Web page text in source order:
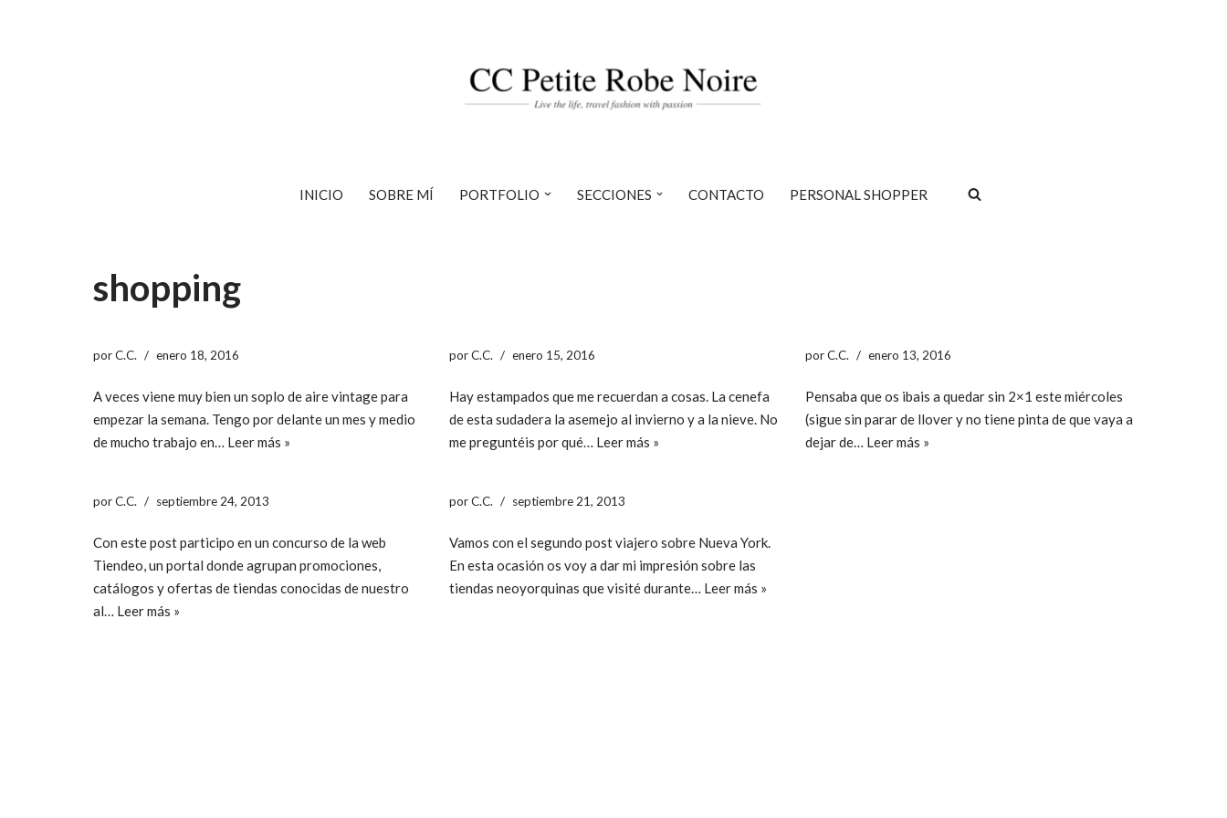
INICIO SOBRE MÍ PORTFOLIO SECCIONES CONTACTO PERSONAL SHOPPER
shopping
porC.C. enero 18, 2016
A veces viene muy bien un soplo de aire vintage para
empezar la semana. Tengo por delante un mes y medio
de mucho trabajo en… Leer más »
porC.C. enero 15, 2016
Hay estampados que me recuerdan a cosas. La cenefa
de esta sudadera la asemejo al invierno y a la nieve. No
me preguntéis por qué… Leer más »
porC.C. enero 13, 2016
Pensaba que os ibais a quedar sin 2×1 este miércoles
(sigue sin parar de llover y no tiene pinta de que vaya a
dejar de… Leer más »
porC.C. septiembre 24, 2013
Con este post participo en un concurso de la web
Tiendeo, un portal donde agrupan promociones,
catálogos y ofertas de tiendas conocidas de nuestro
al… Leer más »
porC.C. septiembre 21, 2013
Vamos con el segundo post viajero sobre Nueva York.
En esta ocasión os voy a dar mi impresión sobre las
tiendas neoyorquinas que visité durante… Leer más »